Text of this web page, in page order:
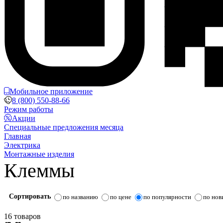
Мобильное приложение
8 (800) 550-88-66
Режим работы
Акции
Специальные предложения месяца
Главная
Электрика
Монтажные изделия
Клеммы
Сортировать по названию по цене по популярности по
16 товаров